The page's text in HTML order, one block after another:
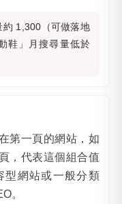
約 1,300（可做落地
鞋」月搜尋量低於
第一頁的網站，如
，代表這個組合值
型網站或一般分類
。